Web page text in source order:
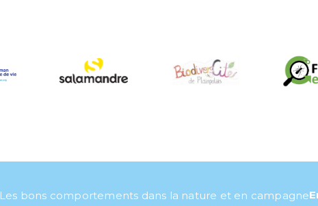
Les bons comportements dans la nature et en campagne